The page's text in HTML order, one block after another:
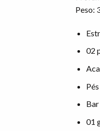
Peso:
02
01